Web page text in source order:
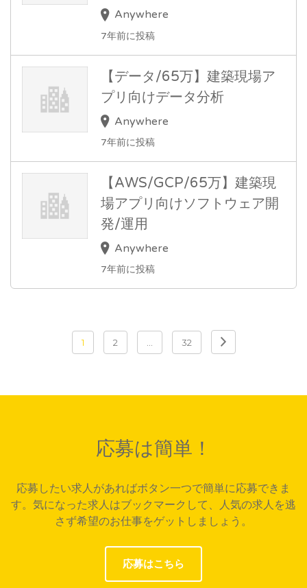
Anywhere
7年前に投稿
【データ/65万】建築現場ア
プリ向けデータ分析
Anywhere
7年前に投稿
【AWS/GCP/65万】建築現
場アプリ向けソフトウェア開
発/運用
Anywhere
7年前に投稿
シ
1 2 … 32
応募は簡単！
応募したい求人があればボタン一つで簡単に応募できま
す。気になった求人はブックマークして、人気の求人を逃
さず希望のお仕事をゲットしましょう。
応募はこちら